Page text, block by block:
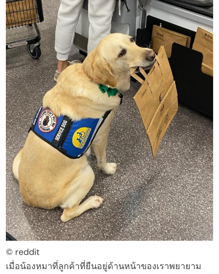
© reddit
เมื่อน้องหมาที่ลูกค้าที่ยืนอยู่ด้านหน้าของเราพยายาม